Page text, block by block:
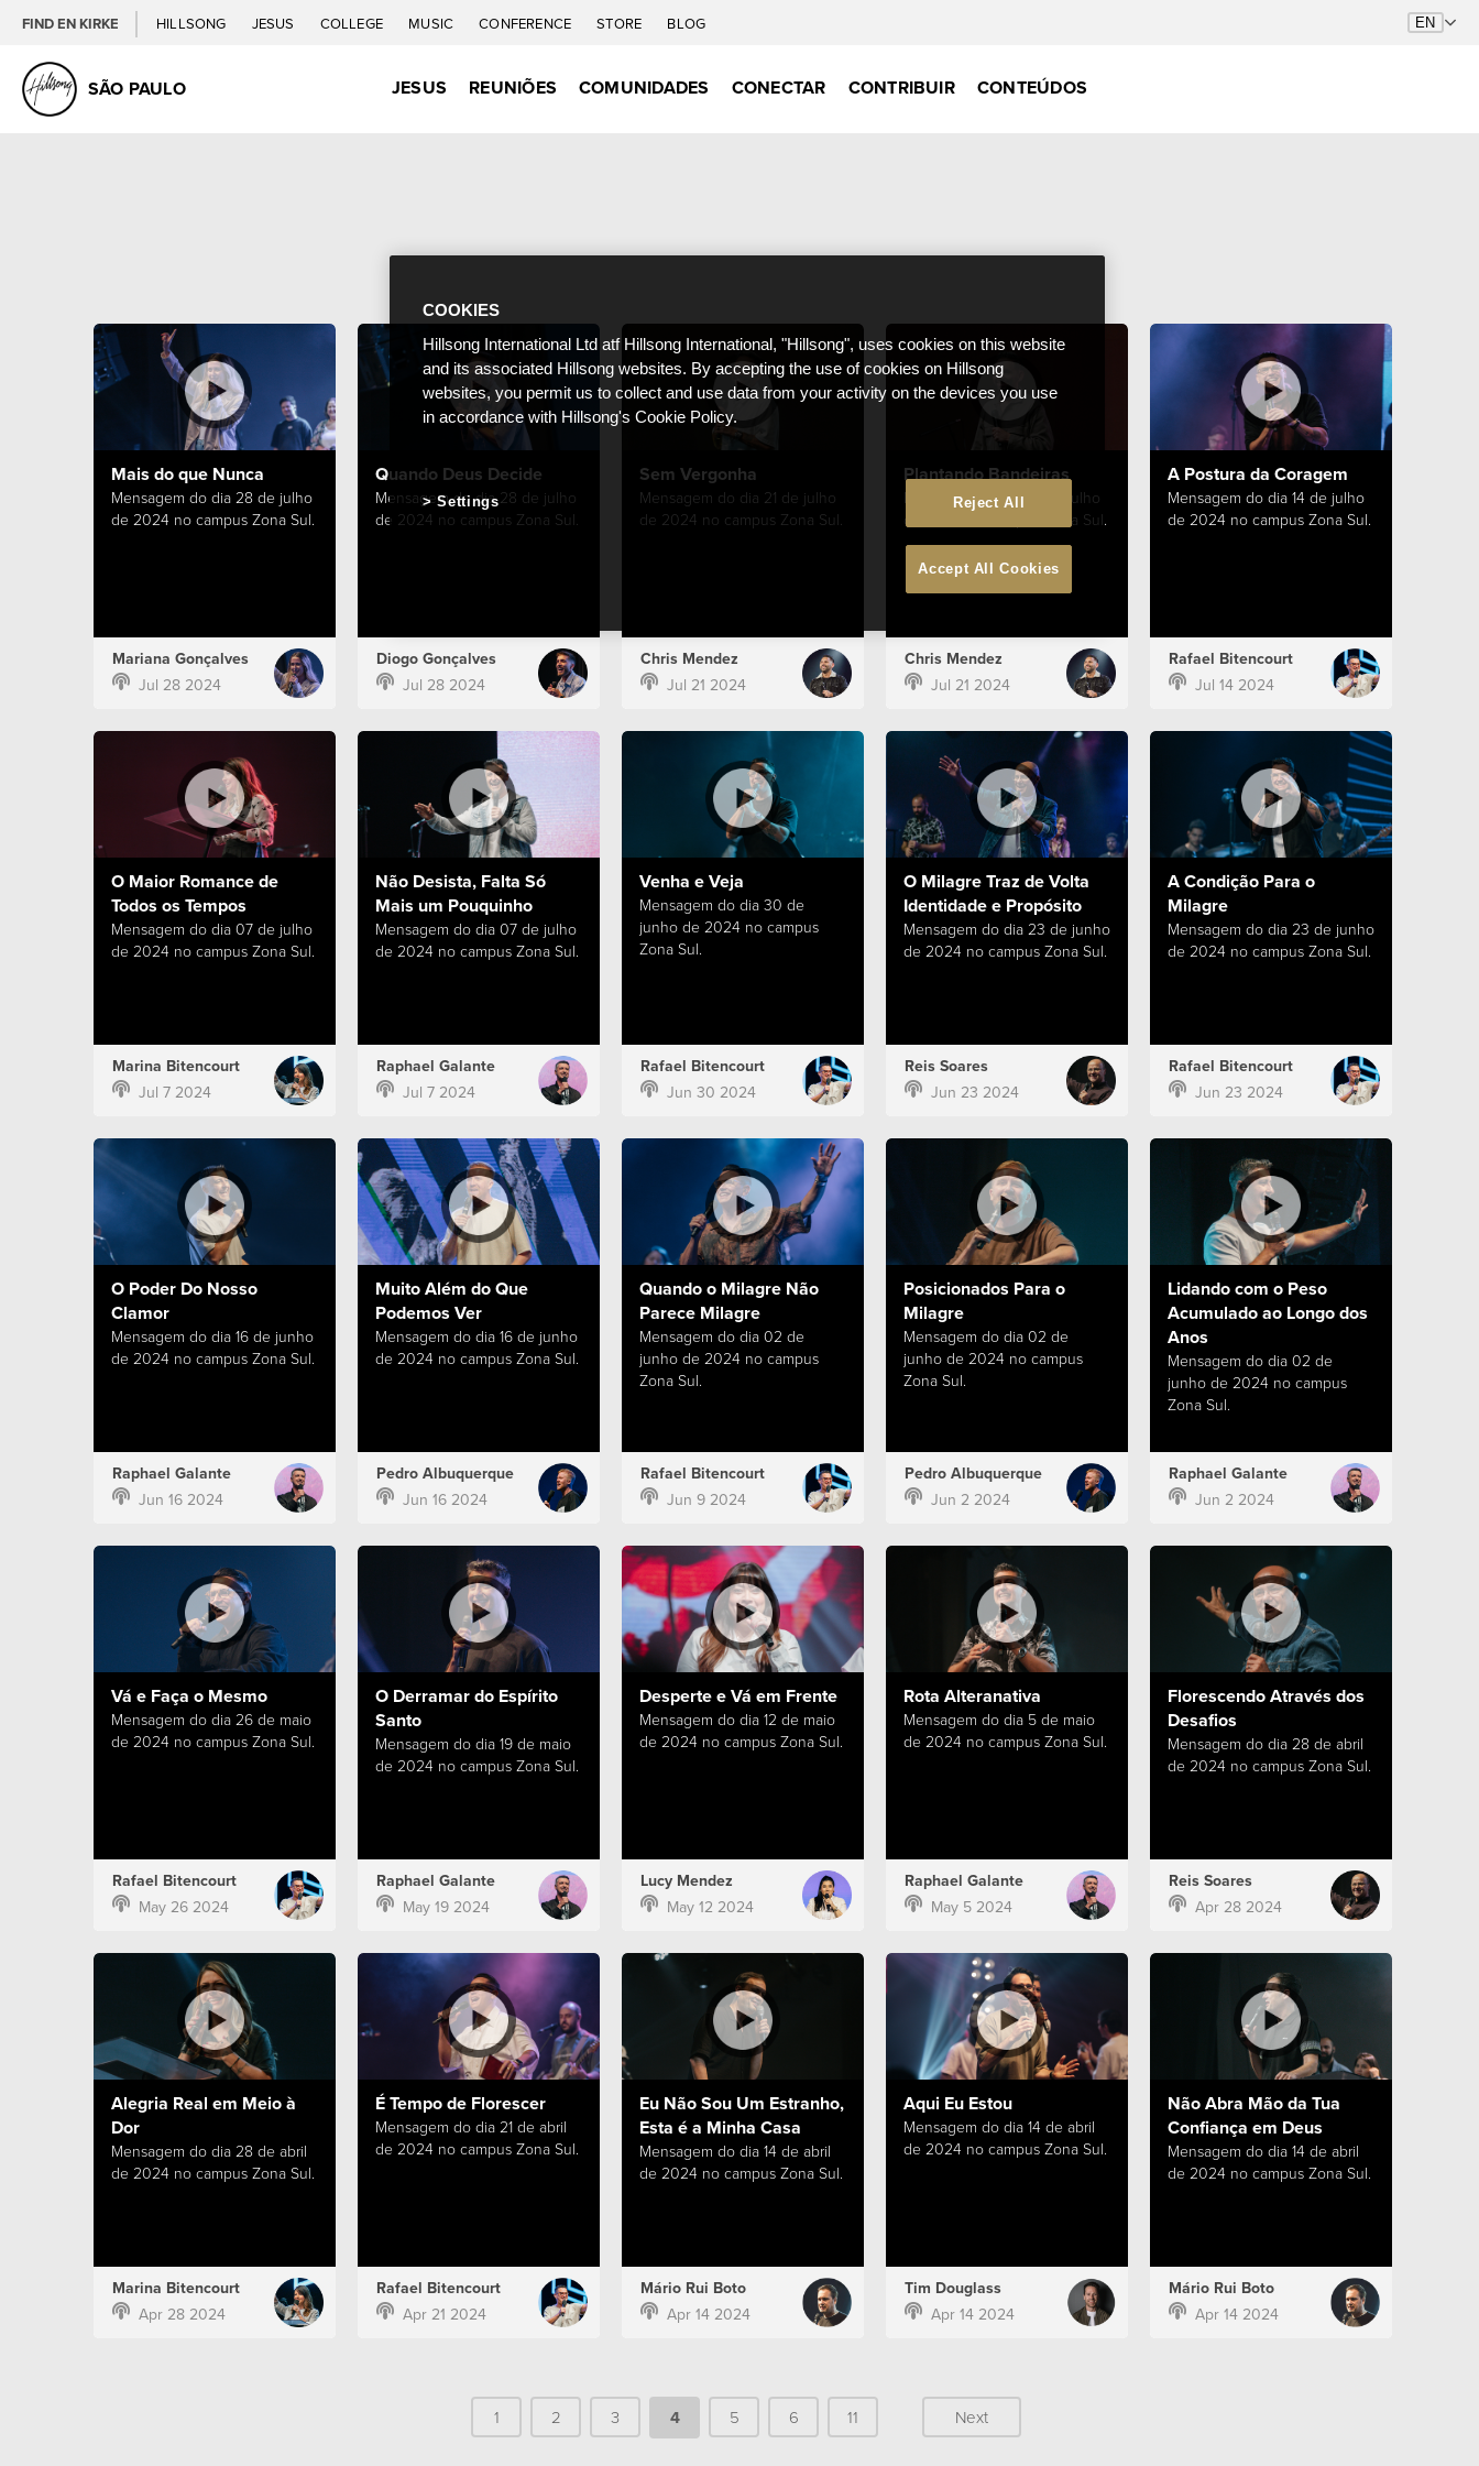
FIND EN KIRKE HILLSONG JESUS COLLEGE MUSIC CONFERENCE STORE BLOG
SÃO PAULO JESUS REUNIÕES COMUNIDADES CONECTAR CONTRIBUIR CONTEÚDOS
Mais do que Nunca
Mensagem do dia 28 de julho
de 2024 no campus Zona Sul.
Mariana Gonçalves
Jul 28 2024
Quando Deus Decide
Mensagem do dia 28 de julho
de 2024 no campus Zona Sul.
Diogo Gonçalves
Jul 28 2024
Sem Vergonha
Mensagem do dia 21 de julho
de 2024 no campus Zona Sul.
Chris Mendez
Jul 21 2024
Plantando Bandeiras
Mensagem do dia 21 de julho
de 2024 no campus Zona Sul.
Chris Mendez
Jul 21 2024
A Postura da Coragem
Mensagem do dia 14 de julho
de 2024 no campus Zona Sul.
Rafael Bitencourt
Jul 14 2024
O Maior Romance de
Todos os Tempos
Mensagem do dia 07 de julho
de 2024 no campus Zona Sul.
Marina Bitencourt
Jul 7 2024
Não Desista, Falta Só
Mais um Pouquinho
Mensagem do dia 07 de julho
de 2024 no campus Zona Sul.
Raphael Galante
Jul 7 2024
Venha e Veja
Mensagem do dia 30 de
junho de 2024 no campus
Zona Sul.
Rafael Bitencourt
Jun 30 2024
O Milagre Traz de Volta
Identidade e Propósito
Mensagem do dia 23 de junho
de 2024 no campus Zona Sul.
Reis Soares
Jun 23 2024
A Condição Para o
Milagre
Mensagem do dia 23 de junho
de 2024 no campus Zona Sul.
Rafael Bitencourt
Jun 23 2024
O Poder Do Nosso
Clamor
Mensagem do dia 16 de junho
de 2024 no campus Zona Sul.
Raphael Galante
Jun 16 2024
Muito Além do Que
Podemos Ver
Mensagem do dia 16 de junho
de 2024 no campus Zona Sul.
Pedro Albuquerque
Jun 16 2024
Quando o Milagre Não
Parece Milagre
Mensagem do dia 02 de
junho de 2024 no campus
Zona Sul.
Rafael Bitencourt
Jun 9 2024
Posicionados Para o
Milagre
Mensagem do dia 02 de
junho de 2024 no campus
Zona Sul.
Pedro Albuquerque
Jun 2 2024
Lidando com o Peso
Acumulado ao Longo dos
Anos
Mensagem do dia 02 de
junho de 2024 no campus
Zona Sul.
Raphael Galante
Jun 2 2024
Vá e Faça o Mesmo
Mensagem do dia 26 de maio
de 2024 no campus Zona Sul.
Rafael Bitencourt
May 26 2024
O Derramar do Espírito
Santo
Mensagem do dia 19 de maio
de 2024 no campus Zona Sul.
Raphael Galante
May 19 2024
Desperte e Vá em Frente
Mensagem do dia 12 de maio
de 2024 no campus Zona Sul.
Lucy Mendez
May 12 2024
Rota Alteranativa
Mensagem do dia 5 de maio
de 2024 no campus Zona Sul.
Raphael Galante
May 5 2024
Florescendo Através dos
Desafios
Mensagem do dia 28 de abril
de 2024 no campus Zona Sul.
Reis Soares
Apr 28 2024
Alegria Real em Meio à
Dor
Mensagem do dia 28 de abril
de 2024 no campus Zona Sul.
Marina Bitencourt
Apr 28 2024
É Tempo de Florescer
Mensagem do dia 21 de abril
de 2024 no campus Zona Sul.
Rafael Bitencourt
Apr 21 2024
Eu Não Sou Um Estranho,
Esta é a Minha Casa
Mensagem do dia 14 de abril
de 2024 no campus Zona Sul.
Mário Rui Boto
Apr 14 2024
Aqui Eu Estou
Mensagem do dia 14 de abril
de 2024 no campus Zona Sul.
Tim Douglass
Apr 14 2024
Não Abra Mão da Tua
Confiança em Deus
Mensagem do dia 14 de abril
de 2024 no campus Zona Sul.
Mário Rui Boto
Apr 14 2024
1 2 3 4 5 6 11 Next
COOKIES
Hillsong International Ltd atf Hillsong International, "Hillsong", uses cookies on this website
and its associated Hillsong websites. By accepting the use of cookies on Hillsong
websites, you permit us to collect and use data from your activity on the devices you use
in accordance with Hillsong's Cookie Policy.
Reject All
Accept All Cookies
Settings